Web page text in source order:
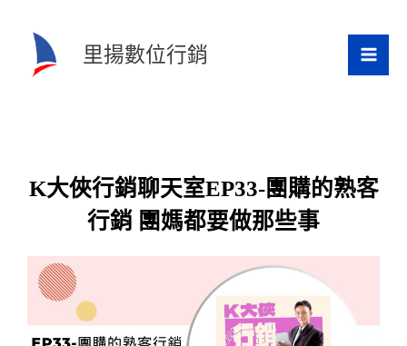
里揚數位行銷
K大俠行銷聊天室EP33-團購的熟客
行銷 團媽都要做那些事